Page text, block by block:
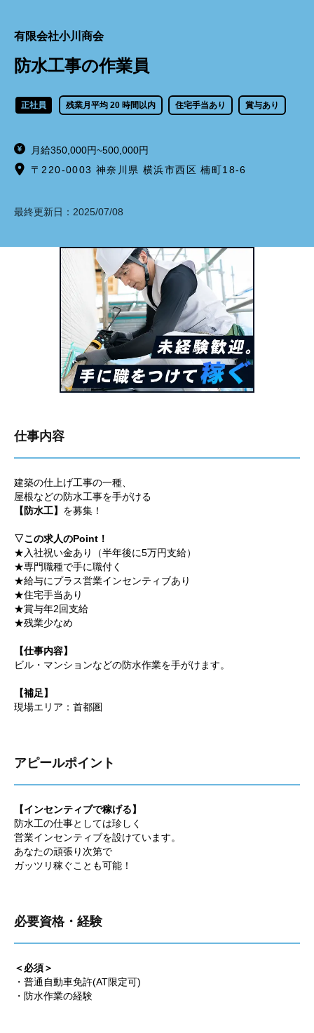
有限会社小川商会
防水工事の作業員
正社員 残業月平均 20 時間以内 住宅手当あり 賞与あり
月給350,000円~500,000円
〒220-0003 神奈川県 横浜市西区 楠町18-6
最終更新日： 2025/07/08
仕事内容
建築の仕上げ工事の一種、
屋根などの防水工事を手がける
【防水工】 を募集！
▽この求人のPoint！
★入社祝い金あり（半年後に5万円支給）
★専門職種で手に職付く
★給与にプラス営業インセンティブあり
★住宅手当あり
★賞与年2回支給
★残業少なめ
【仕事内容】
ビル・マンションなどの防水作業を手がけます。
【補足】
現場エリア：首都圏
アピールポイント
【インセンティブで稼げる】
防水工の仕事としては珍しく
営業インセンティブを設けています。
あなたの頑張り次第で
ガッツリ稼ぐことも可能！
必要資格・経験
＜必須＞
・普通自動車免許(AT限定可)
・防水作業の経験